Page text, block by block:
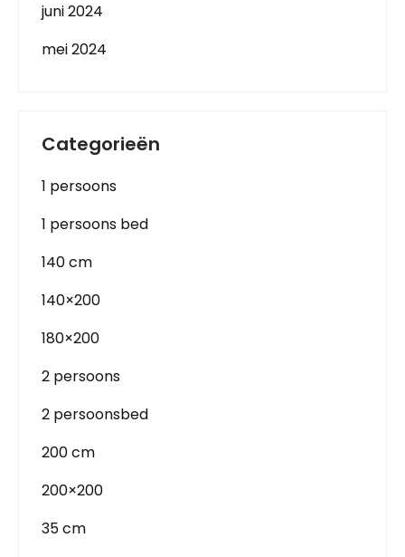
juni 2024
mei 2024
Categorieën
1 persoons
1 persoons bed
140 cm
140×200
180×200
2 persoons
2 persoonsbed
200 cm
200×200
35 cm